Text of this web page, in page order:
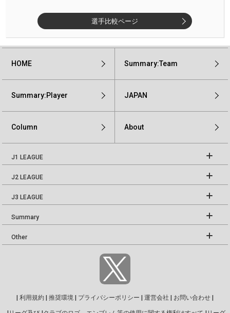
選手比較ページ
HOME Summary:Team
Summary:Player JAPAN
Column About
J1 LEAGUE
J2 LEAGUE
J3 LEAGUE
Summary
Other
利用規約 推奨環境 プライバシーポリシー 運営会社 お問い合わせ